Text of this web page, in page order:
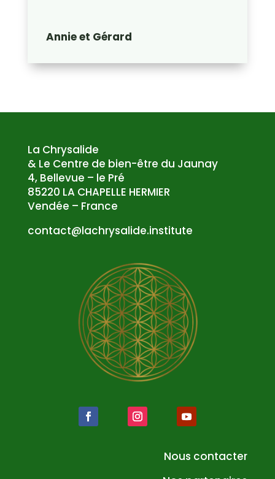
Annie et Gérard
La Chrysalide
& Le Centre de bien-être du Jaunay
4, Bellevue – le Pré
85220 LA CHAPELLE HERMIER
Vendée – France
etuti
tsni.
edila
syrhc
al@tc
atnoc
Nous contacter